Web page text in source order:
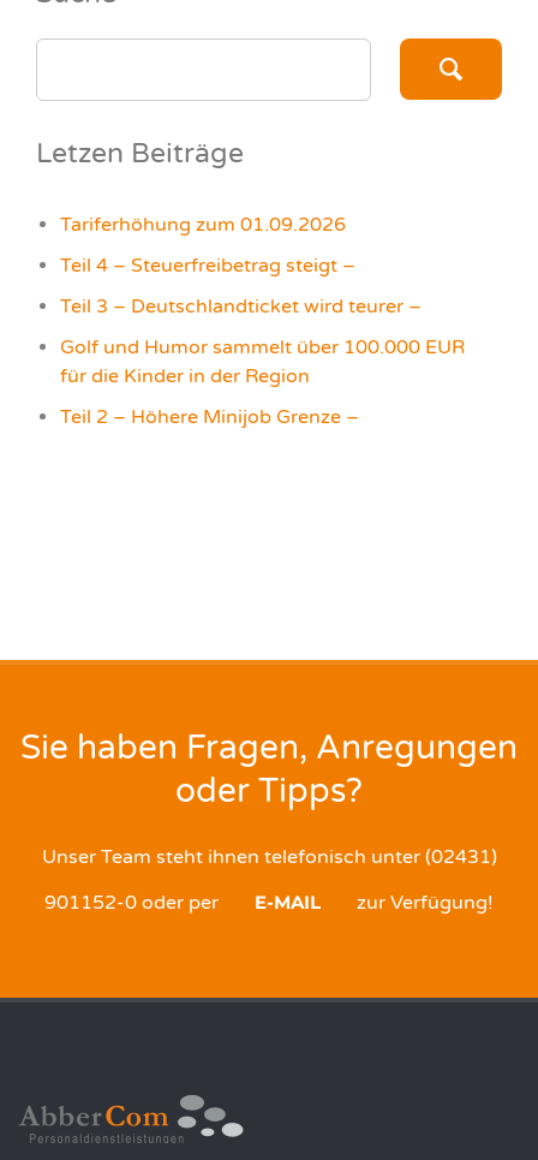
SEARCH
Letzen Beiträge
Tariferhöhung zum 01.09.2026
Teil 4 – Steuerfreibetrag steigt –
Teil 3 – Deutschlandticket wird teurer –
Golf und Humor sammelt über 100.000 EUR
für die Kinder in der Region
Teil 2 – Höhere Minijob Grenze –
Sie haben Fragen, Anregungen
oder Tipps?
Unser Team steht ihnen telefonisch unter (02431)
901152-0 oder per
E-MAIL zur Verfügung!